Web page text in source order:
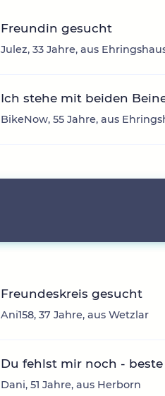
Freundin gesucht
Julez, 33 Jahre, aus
Ich stehe mit beiden
BikeNow, 55 Jahre, aus
Freundeskreis gesucht
Ani158, 37 Jahre, aus Wetzlar
Du fehlst mir noch -
Dani, 51 Jahre, aus Herborn